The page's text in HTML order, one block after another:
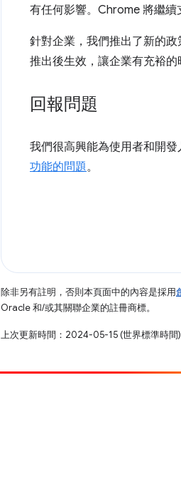
有任何影響。Chrome 將繼續
針對企業，我們推出了新的政
推出後生效，讓企業有充裕的
回報問題
我們很高興能為使用者和開
功能的問題。
除非另有註明，否則本頁面中的內容是採用
Oracle 和/或其關聯企業的註冊商標。
上次更新時間：2024-05-15 (世界標準時間)